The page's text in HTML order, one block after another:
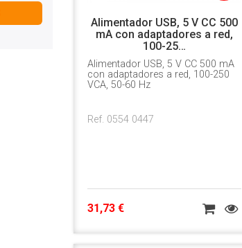
Alimentador USB, 5 V CC 500
mA con adaptadores a red,
100-25…
Alimentador USB, 5 V CC 500 mA
con adaptadores a red, 100-250
VCA, 50-60 Hz
Ref. 0554 0447
31,73 €